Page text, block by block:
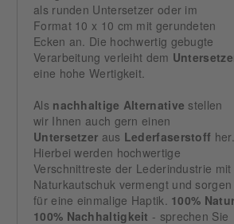
als runden Untersetzer oder im
Format 10 x 10 cm mit gerundeten
Ecken an. Die hochwertig gebugte
Verarbeitung verleiht dem
eine hohe Wertigkeit.
Als nachhaltige Alternative stellen
wir Ihnen auch gern einen
Untersetzer aus Lederfaserstoff her.
Hierbei werden hochwertige
Verschnittreste der Lederindustrie mit
Naturkautschuk vermengt und sorgen
für eine einmalige Haptik. 100%
100% Nachhaltigkeit - sprechen Sie